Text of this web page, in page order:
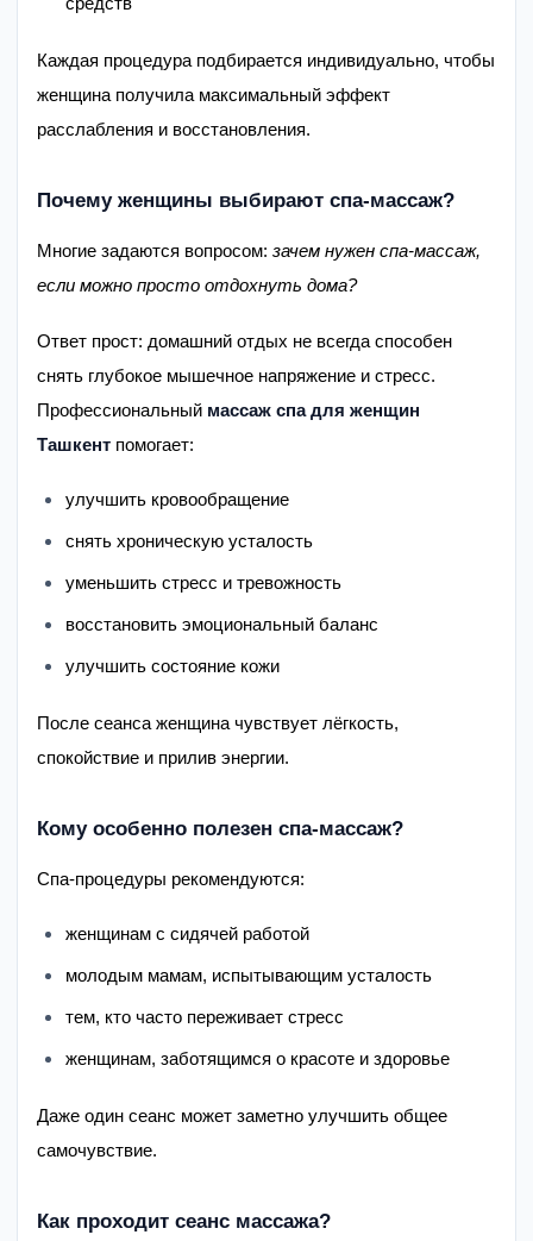
Каждая процедура подбирается индивидуально, чтобы
женщина получила максимальный эффект
расслабления и восстановления.
Почему женщины выбирают спа-массаж?
Многие задаются вопросом: зачем нужен спа-массаж,
если можно просто отдохнуть дома?
Ответ прост: домашний отдых не всегда способен
снять глубокое мышечное напряжение и стресс.
Профессиональный массаж спа для женщин
Ташкент помогает:
улучшить кровообращение
снять хроническую усталость
уменьшить стресс и тревожность
восстановить эмоциональный баланс
улучшить состояние кожи
После сеанса женщина чувствует лёгкость,
спокойствие и прилив энергии.
Кому особенно полезен спа-массаж?
Спа-процедуры рекомендуются:
женщинам с сидячей работой
молодым мамам, испытывающим усталость
тем, кто часто переживает стресс
женщинам, заботящимся о красоте и здоровье
Даже один сеанс может заметно улучшить общее
самочувствие.
Как проходит сеанс массажа?